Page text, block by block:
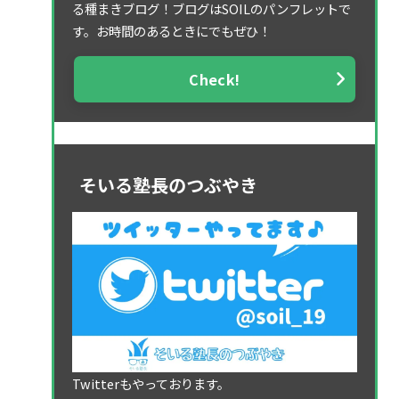
る種まきブログ！ブログはSOILのパンフレットで
す。お時間のあるときにでもぜひ！
Check!
そいる塾長のつぶやき
Twitterもやっております。